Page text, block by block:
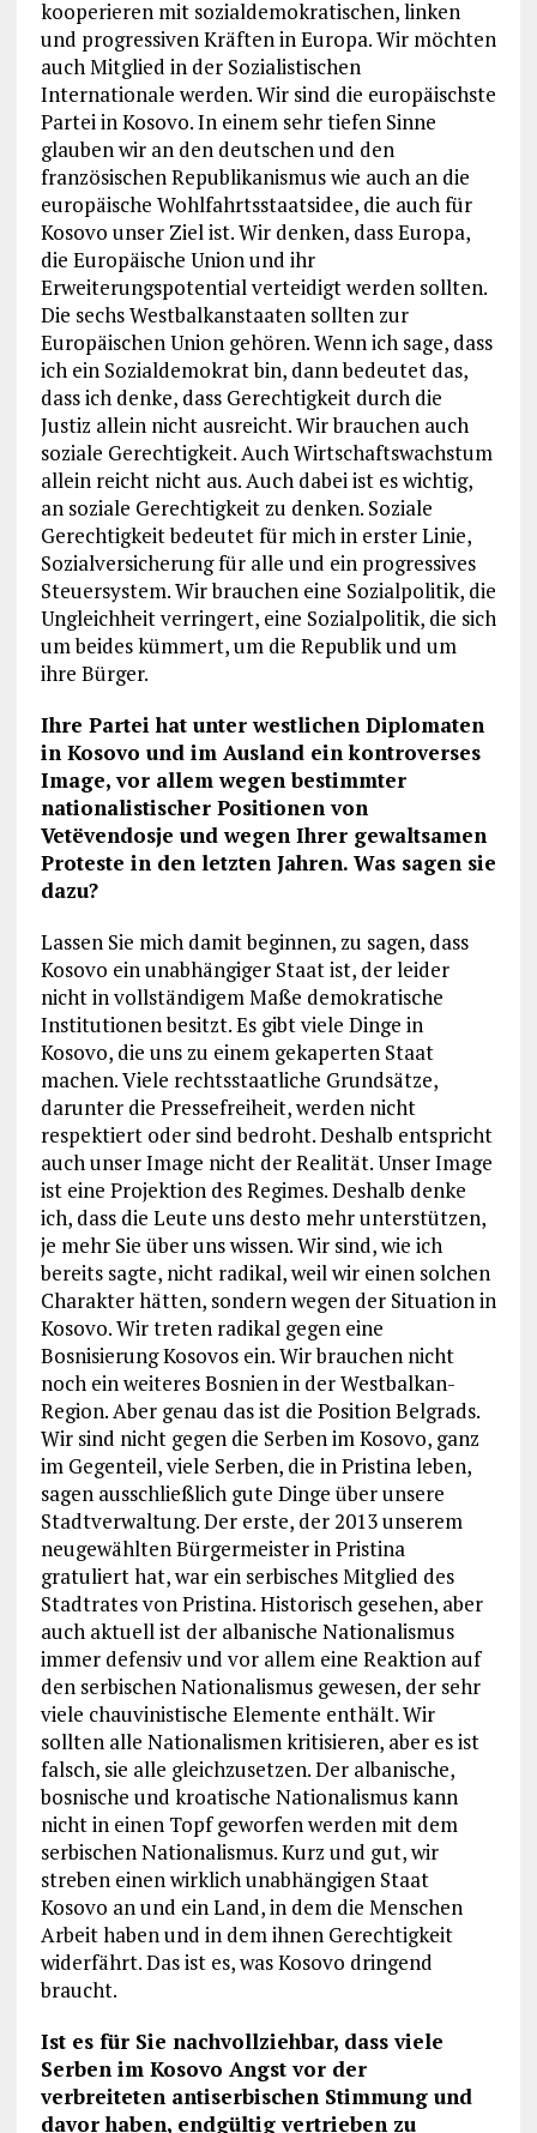
kooperieren mit sozialdemokratischen, linken
und progressiven Kräften in Europa. Wir möchten
auch Mitglied in der Sozialistischen
Internationale werden. Wir sind die europäischste
Partei in Kosovo. In einem sehr tiefen Sinne
glauben wir an den deutschen und den
französischen Republikanismus wie auch an die
europäische Wohlfahrtsstaatsidee, die auch für
Kosovo unser Ziel ist. Wir denken, dass Europa,
die Europäische Union und ihr
Erweiterungspotential verteidigt werden sollten.
Die sechs Westbalkanstaaten sollten zur
Europäischen Union gehören. Wenn ich sage, dass
ich ein Sozialdemokrat bin, dann bedeutet das,
dass ich denke, dass Gerechtigkeit durch die
Justiz allein nicht ausreicht. Wir brauchen auch
soziale Gerechtigkeit. Auch Wirtschaftswachstum
allein reicht nicht aus. Auch dabei ist es wichtig,
an soziale Gerechtigkeit zu denken. Soziale
Gerechtigkeit bedeutet für mich in erster Linie,
Sozialversicherung für alle und ein progressives
Steuersystem. Wir brauchen eine Sozialpolitik, die
Ungleichheit verringert, eine Sozialpolitik, die sich
um beides kümmert, um die Republik und um
ihre Bürger.
Ihre Partei hat unter westlichen Diplomaten
in Kosovo und im Ausland ein kontroverses
Image, vor allem wegen bestimmter
nationalistischer Positionen von
Vetëvendosje und wegen Ihrer gewaltsamen
Proteste in den letzten Jahren. Was sagen sie
dazu?
Lassen Sie mich damit beginnen, zu sagen, dass
Kosovo ein unabhängiger Staat ist, der leider
nicht in vollständigem Maße demokratische
Institutionen besitzt. Es gibt viele Dinge in
Kosovo, die uns zu einem gekaperten Staat
machen. Viele rechtsstaatliche Grundsätze,
darunter die Pressefreiheit, werden nicht
respektiert oder sind bedroht. Deshalb entspricht
auch unser Image nicht der Realität. Unser Image
ist eine Projektion des Regimes. Deshalb denke
ich, dass die Leute uns desto mehr unterstützen,
je mehr Sie über uns wissen. Wir sind, wie ich
bereits sagte, nicht radikal, weil wir einen solchen
Charakter hätten, sondern wegen der Situation in
Kosovo. Wir treten radikal gegen eine
Bosnisierung Kosovos ein. Wir brauchen nicht
noch ein weiteres Bosnien in der Westbalkan-
Region. Aber genau das ist die Position Belgrads.
Wir sind nicht gegen die Serben im Kosovo, ganz
im Gegenteil, viele Serben, die in Pristina leben,
sagen ausschließlich gute Dinge über unsere
Stadtverwaltung. Der erste, der 2013 unserem
neugewählten Bürgermeister in Pristina
gratuliert hat, war ein serbisches Mitglied des
Stadtrates von Pristina. Historisch gesehen, aber
auch aktuell ist der albanische Nationalismus
immer defensiv und vor allem eine Reaktion auf
den serbischen Nationalismus gewesen, der sehr
viele chauvinistische Elemente enthält. Wir
sollten alle Nationalismen kritisieren, aber es ist
falsch, sie alle gleichzusetzen. Der albanische,
bosnische und kroatische Nationalismus kann
nicht in einen Topf geworfen werden mit dem
serbischen Nationalismus. Kurz und gut, wir
streben einen wirklich unabhängigen Staat
Kosovo an und ein Land, in dem die Menschen
Arbeit haben und in dem ihnen Gerechtigkeit
widerfährt. Das ist es, was Kosovo dringend
braucht.
Ist es für Sie nachvollziehbar, dass viele
Serben im Kosovo Angst vor der
verbreiteten antiserbischen Stimmung und
davor haben, endgültig vertrieben zu